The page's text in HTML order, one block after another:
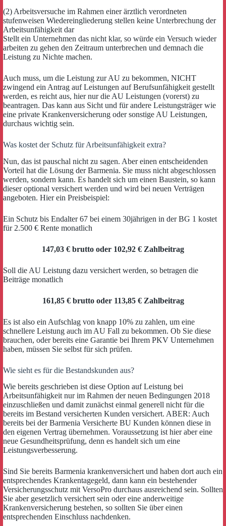
(2) Arbeitsversuche im Rahmen einer ärztlich verordneten
stufenweisen Wiedereingliederung stellen keine Unterbrechung der
Arbeitsunfähigkeit dar
Stellt ein Unternehmen das nicht klar, so würde ein Versuch wieder
arbeiten zu gehen den Zeitraum unterbrechen und demnach die
Leistung zu Nichte machen.
Auch muss, um die Leistung zur AU zu bekommen, NICHT
zwingend ein Antrag auf Leistungen auf Berufsunfähigkeit gestellt
werden, es reicht aus, hier nur die AU Leistungen (vorerst) zu
beantragen. Das kann aus Sicht und für andere Leistungsträger wie
eine private Krankenversicherung oder sonstige AU Leistungen,
durchaus wichtig sein.
Was kostet der Schutz für Arbeitsunfähigkeit extra?
Nun, das ist pauschal nicht zu sagen. Aber einen entscheidenden
Vorteil hat die Lösung der Barmenia. Sie muss nicht abgeschlossen
werden, sondern kann. Es handelt sich um einen Baustein, so kann
dieser optional versichert werden und wird bei neuen Verträgen
angeboten. Hier ein Preisbeispiel:
Ein Schutz bis Endalter 67 bei einem 30jährigen in der BG 1 kostet
für 2.500 € Rente monatlich
147,03 € brutto oder 102,92 € Zahlbeitrag
Soll die AU Leistung dazu versichert werden, so betragen die
Beiträge monatlich
161,85 € brutto oder 113,85 € Zahlbeitrag
Es ist also ein Aufschlag von knapp 10% zu zahlen, um eine
schnellere Leistung auch im AU Fall zu bekommen. Ob Sie diese
brauchen, oder bereits eine Garantie bei Ihrem PKV Unternehmen
haben, müssen Sie selbst für sich prüfen.
Wie sieht es für die Bestandskunden aus?
Wie bereits geschrieben ist diese Option auf Leistung bei
Arbeitsunfähigkeit nur im Rahmen der neuen Bedingungen 2018
einzuschließen und damit zunächst einmal generell nicht für die
bereits im Bestand versicherten Kunden versichert. ABER: Auch
bereits bei der Barmenia Versicherte BU Kunden können diese in
den eigenen Vertrag übernehmen. Voraussetzung ist hier aber eine
neue Gesundheitsprüfung, denn es handelt sich um eine
Leistungsverbesserung.
Sind Sie bereits Barmenia krankenversichert und haben dort auch ein
entsprechendes Krankentagegeld, dann kann ein bestehender
Versicherungsschutz mit VersoPro durchaus ausreichend sein. Sollten
Sie aber gesetzlich versichert sein oder eine anderweitige
Krankenversicherung bestehen, so sollten Sie über einen
entsprechenden Einschluss nachdenken.